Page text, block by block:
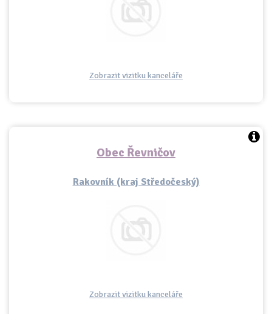
Zobrazit vizitku kanceláře
Obec Řevničov
Rakovník (kraj Středočeský)
Zobrazit vizitku kanceláře